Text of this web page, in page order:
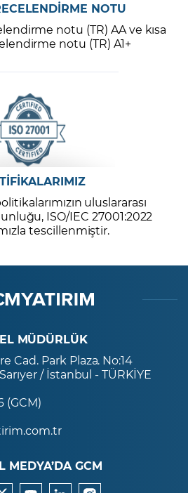
NOTU
notu (TR) AA ve kısa
notu (TR) A1+
uluslararası
ISO/IEC 27001:2022
tescillenmiştir.
MÜDÜRLÜK
Cad. Park Plaza. No:14
/ İstanbul - TÜRKİYE
(GCM)
MEDYA’DA GCM